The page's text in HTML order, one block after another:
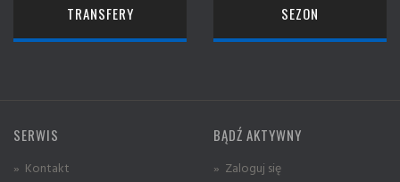
TRANSFERY SEZON
SERWIS
» Kontakt
BĄDŹ AKTYWNY
» Zaloguj się